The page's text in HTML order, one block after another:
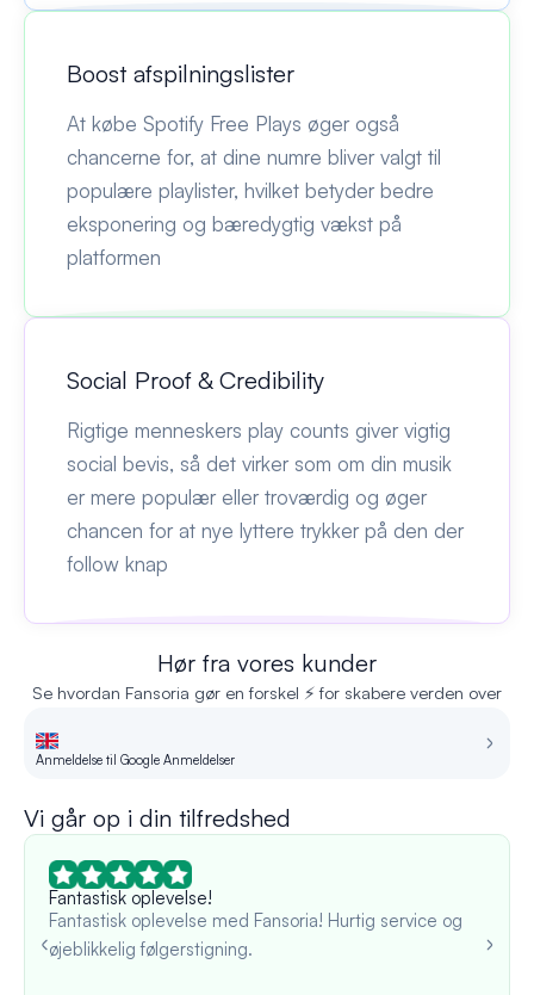
Boost afspilningslister
At købe Spotify Free Plays øger også
chancerne for, at dine numre bliver valgt til
populære playlister, hvilket betyder bedre
eksponering og bæredygtig vækst på
platformen
Social Proof & Credibility
Rigtige menneskers play counts giver vigtig
social bevis, så det virker som om din musik
er mere populær eller troværdig og øger
chancen for at nye lyttere trykker på den der
follow knap
Hør fra vores kunder
Se hvordan Fansoria gør en forskel ⚡ for skabere verden over
Anmeldelse til Google Anmeldelser
Vi går op i din tilfredshed
Fantastisk oplevelse!
Fantastisk oplevelse med Fansoria! Hurtig service og
øjeblikkelig følgerstigning.